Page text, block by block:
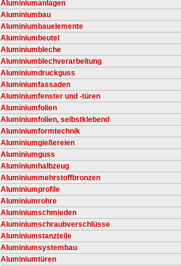
Aluminiumanlagen
Aluminiumbau
Aluminiumbauelemente
Aluminiumbeutel
Aluminiumbleche
Aluminiumblechverarbeitung
Aluminiumdruckguss
Aluminiumfassaden
Aluminiumfenster und -türen
Aluminiumfolien
Aluminiumfolien, selbstklebend
Aluminiumformtechnik
Aluminiumgießereien
Aluminiumguss
Aluminiumhalbzeug
Aluminiummehrstoffbronzen
Aluminiumprofile
Aluminiumrohre
Aluminiumschmieden
Aluminiumschraubverschlüsse
Aluminiumstanzteile
Aluminiumsystembau
Aluminiumtüren